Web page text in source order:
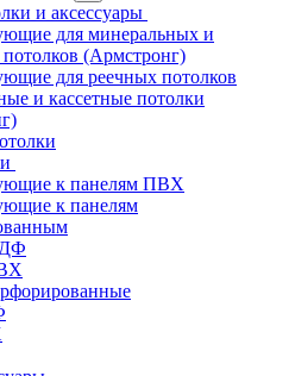
и аксессуары
для минеральных и
потолков (Армстронг)
для реечных потолков
и кассетные потолки
к панелям ПВХ
к панелям